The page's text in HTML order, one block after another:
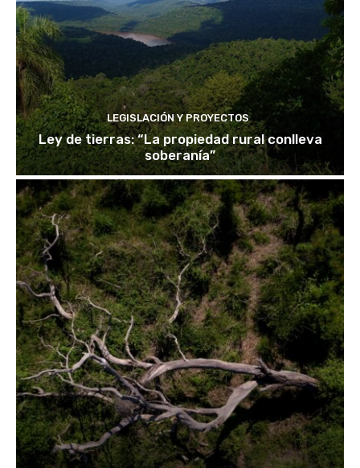
LEGISLACIÓN Y PROYECTOS
Ley de tierras: “La propiedad rural conlleva
soberanía”